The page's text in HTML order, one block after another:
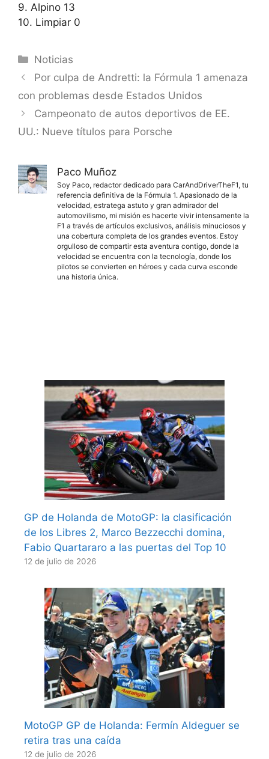
9. Alpino 13
10. Limpiar 0
Categorías
Noticias
Por culpa de Andretti: la Fórmula 1 amenaza
con problemas desde Estados Unidos
Campeonato de autos deportivos de EE.
UU.: Nueve títulos para Porsche
Paco Muñoz
Soy Paco, redactor dedicado para CarAndDriverTheF1, tu
referencia definitiva de la Fórmula 1. Apasionado de la
velocidad, estratega astuto y gran admirador del
automovilismo, mi misión es hacerte vivir intensamente la
F1 a través de artículos exclusivos, análisis minuciosos y
una cobertura completa de los grandes eventos. Estoy
orgulloso de compartir esta aventura contigo, donde la
velocidad se encuentra con la tecnología, donde los
pilotos se convierten en héroes y cada curva esconde
una historia única.
GP de Holanda de MotoGP: la clasificación
de los Libres 2, Marco Bezzecchi domina,
Fabio Quartararo a las puertas del Top 10
12 de julio de 2026
MotoGP GP de Holanda: Fermín Aldeguer se
retira tras una caída
12 de julio de 2026